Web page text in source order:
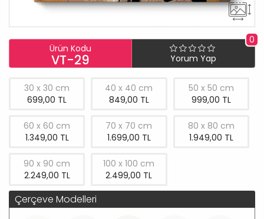
Ürün Kodu
VT-29
0
Yorum Yap
30 x 30 cm
699,00 TL
40 x 40 cm
849,00 TL
50 x 50 cm
999,00 TL
60 x 60 cm
1.349,00 TL
70 x 70 cm
1.699,00 TL
80 x 80 cm
1.949,00 TL
90 x 90 cm
2.249,00 TL
100 x 100 cm
2.499,00 TL
Çerçeve Modelleri